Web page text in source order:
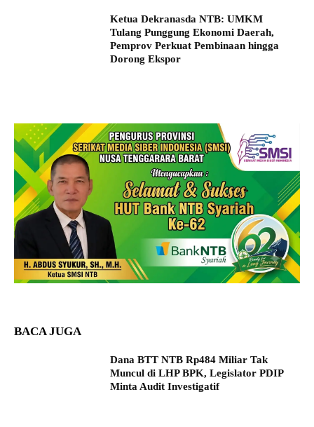
Ketua Dekranasda NTB: UMKM
Tulang Punggung Ekonomi Daerah,
Pemprov Perkuat Pembinaan hingga
Dorong Ekspor
BACA JUGA
Dana BTT NTB Rp484 Miliar Tak
Muncul di LHP BPK, Legislator PDIP
Minta Audit Investigatif